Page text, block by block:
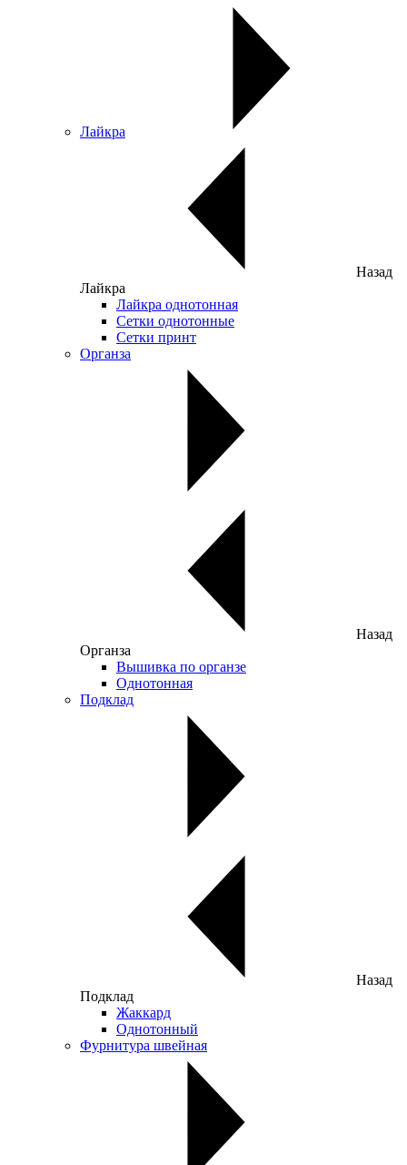
Лайкра
Назад
Лайкра
Лайкра однотонная
Сетки однотонные
Сетки принт
Органза
Назад
Органза
Вышивка по органзе
Однотонная
Подклад
Назад
Подклад
Жаккард
Однотонный
Фурнитура швейная